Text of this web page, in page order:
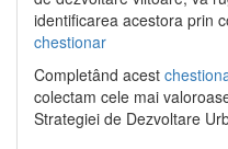
identificarea acestora prin
chestionar
Completând acest
colectam cele mai
Strategiei de Dezvoltare